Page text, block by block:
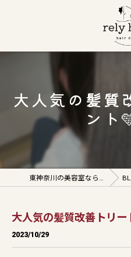
大人気の髪質
ント
東神奈川の美容室ならrely hatto BLOG
大人気の髪質改善トリー
2023/10/29